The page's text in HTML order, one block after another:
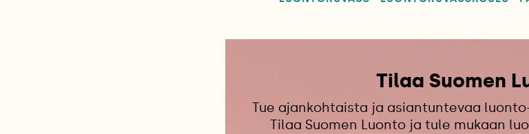
Tilaa Suomen
Tue ajankohtaista ja asiantuntevaa
Tilaa Suomen Luonto ja tule mukaan